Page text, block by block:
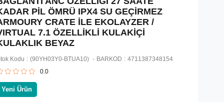
PİL ÖMRÜ IPX4 SU GEÇİRMEZ
CRATE İLE EKOLAYZER /
7.1 ÖZELLİKLİ KULAKİÇİ
BEYAZ
Kodu (90YH03Y0-BTUA10) BARKOD : 4711387348154
0.0
Yeni Ürün